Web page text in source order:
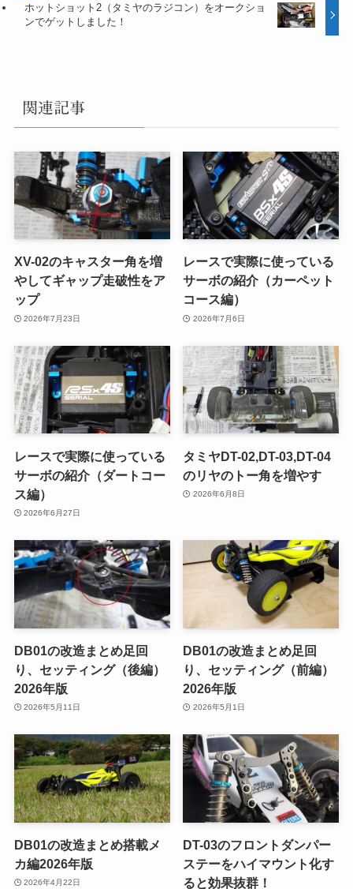
ホットショット2（タミヤのラジコン）をオークショ
ンでゲットしました！
関連記事
XV-02のキャスター角を増
やしてギャップ走破性をア
ップ
2026年7月23日
レースで実際に使っている
サーボの紹介（カーペット
コース編）
2026年7月6日
レースで実際に使っている
サーボの紹介（ダートコー
ス編）
2026年6月27日
タミヤDT-02,DT-03,DT-04
のリヤのトー角を増やす
2026年6月8日
DB01の改造まとめ足回
り、セッティング（後編）
2026年版
2026年5月11日
DB01の改造まとめ足回
り、セッティング（前編）
2026年版
2026年5月1日
DB01の改造まとめ搭載メ
カ編2026年版
2026年4月22日
DT-03のフロントダンパー
ステーをハイマウント化す
ると効果抜群！